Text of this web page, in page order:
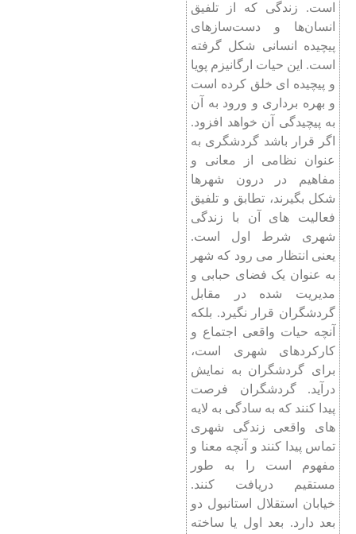
است. زندگی که از تلفیق
انسان‌ها و دست‌سازهای
پیچیده انسانی شکل گرفته
است. این حیات ارگانیزم پویا
و پیچیده ای خلق کرده است
و بهره برداری و ورود به آن
به پیچیدگی آن خواهد افزود.
اگر قرار باشد گردشگری به
عنوان نظامی از معانی و
مفاهیم در درون شهرها
شکل بگیرند، تطابق و تلفیق
فعالیت های آن با زندگی
شهری شرط اول است.
یعنی انتظار می رود که شهر
به عنوان یک فضای حبابی و
مدیریت شده در مقابل
گردشگران قرار نگیرد. بلکه
آنچه حیات واقعی اجتماع و
کارکردهای شهری است،
برای گردشگران به نمایش
درآید. گردشگران فرصت
پیدا کنند که به سادگی به لایه
های واقعی زندگی شهری
تماس پیدا کنند و آنچه معنا و
مفهوم است را به طور
مستقیم دریافت کنند.
خیابان استقلال استانبول دو
بعد دارد. بعد اول یا ساخته